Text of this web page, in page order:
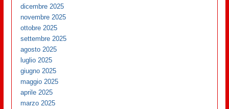
dicembre 2025
novembre 2025
ottobre 2025
settembre 2025
agosto 2025
luglio 2025
giugno 2025
maggio 2025
aprile 2025
marzo 2025